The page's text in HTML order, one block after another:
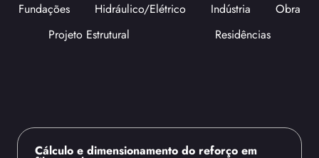
Fundações
Hidráulico/Elétrico Indústria
Obra
Projeto Estrutural
Residências
Cálculo e dimensionamento do reforço em